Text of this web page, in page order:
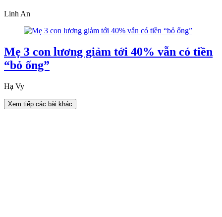
Linh An
Mẹ 3 con lương giảm tới 40% vẫn có tiền
“bỏ ống”
Hạ Vy
Xem tiếp các bài khác